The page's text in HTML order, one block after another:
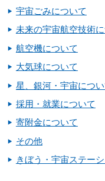
宇宙ごみについて
未来の宇宙航空技術
航空機について
大気球について
星、銀河・宇宙につ
採用・就業について
寄附金について
その他
きぼう・宇宙ステー